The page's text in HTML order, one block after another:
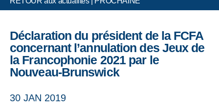
Déclaration du président de la FCFA
concernant l’annulation des Jeux de
la Francophonie 2021 par le
Nouveau-Brunswick
30 JAN 2019